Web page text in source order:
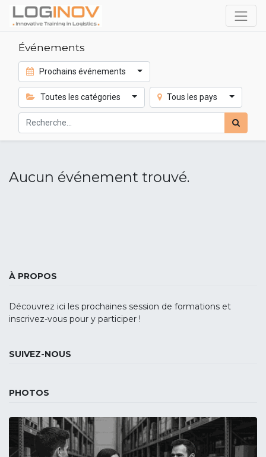
Événements
Prochains événements
Toutes les catégories Tous les pays
Aucun événement trouvé.
À PROPOS
Découvrez ici les prochaines session de formations et
inscrivez-vous pour y participer !
SUIVEZ-NOUS
PHOTOS